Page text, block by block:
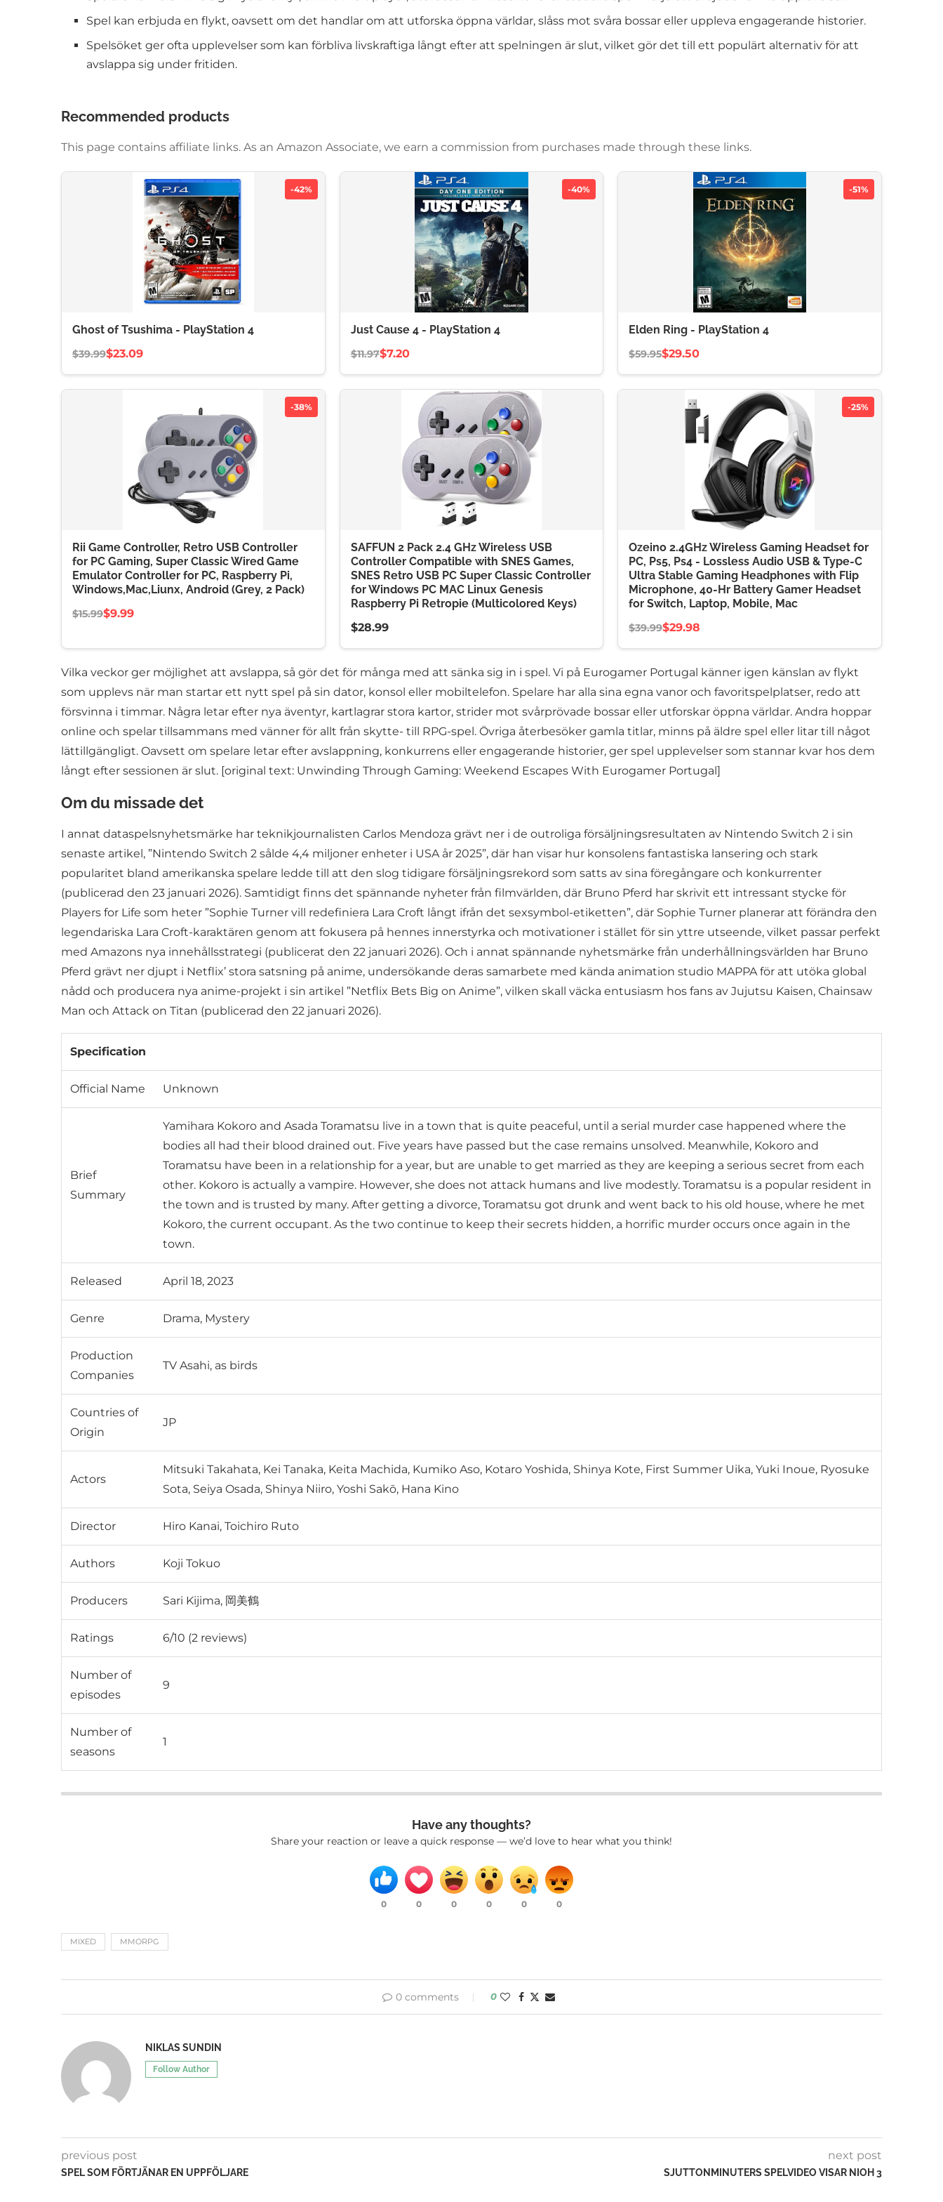
Spel kan erbjuda en flykt, oavsett om det handlar om att utforska öppna världar, slåss mot svåra bossar eller uppleva engagerande historier.
Spelsöket ger ofta upplevelser som kan förbliva livskraftiga långt efter att spelningen är slut, vilket gör det till ett populärt alternativ för att
avslappa sig under fritiden.
Recommended products
This page contains affiliate links. As an Amazon Associate, we earn a commission from purchases made through these links.
-42%
Ghost of Tsushima - PlayStation 4
$39.99$23.09
-40%
Just Cause 4 - PlayStation 4
$11.97$7.20
-51%
Elden Ring - PlayStation 4
$59.95$29.50
-38%
Rii Game Controller, Retro USB Controller
for PC Gaming, Super Classic Wired Game
Emulator Controller for PC, Raspberry Pi,
Windows,Mac,Liunx, Android (Grey, 2 Pack)
$15.99$9.99
SAFFUN 2 Pack 2.4 GHz Wireless USB
Controller Compatible with SNES Games,
SNES Retro USB PC Super Classic Controller
for Windows PC MAC Linux Genesis
Raspberry Pi Retropie (Multicolored Keys)
$28.99
-25%
Ozeino 2.4GHz Wireless Gaming Headset for
PC, Ps5, Ps4 - Lossless Audio USB & Type-C
Ultra Stable Gaming Headphones with Flip
Microphone, 40-Hr Battery Gamer Headset
for Switch, Laptop, Mobile, Mac
$39.99$29.98
Vilka veckor ger möjlighet att avslappa, så gör det för många med att sänka sig in i spel. Vi på Eurogamer Portugal känner igen känslan av flykt
som upplevs när man startar ett nytt spel på sin dator, konsol eller mobiltelefon. Spelare har alla sina egna vanor och favoritspelplatser, redo att
försvinna i timmar. Några letar efter nya äventyr, kartlagrar stora kartor, strider mot svårprövade bossar eller utforskar öppna världar. Andra hoppar
online och spelar tillsammans med vänner för allt från skytte- till RPG-spel. Övriga återbesöker gamla titlar, minns på äldre spel eller litar till något
lättillgängligt. Oavsett om spelare letar efter avslappning, konkurrens eller engagerande historier, ger spel upplevelser som stannar kvar hos dem
långt efter sessionen är slut. [original text: Unwinding Through Gaming: Weekend Escapes With Eurogamer Portugal]
Om du missade det
I annat dataspelsnyhetsmärke har teknikjournalisten Carlos Mendoza grävt ner i de outroliga försäljningsresultaten av Nintendo Switch 2 i sin
senaste artikel, ”Nintendo Switch 2 sålde 4,4 miljoner enheter i USA år 2025”, där han visar hur konsolens fantastiska lansering och stark
popularitet bland amerikanska spelare ledde till att den slog tidigare försäljningsrekord som satts av sina föregångare och konkurrenter
(publicerad den 23 januari 2026). Samtidigt finns det spännande nyheter från filmvärlden, där Bruno Pferd har skrivit ett intressant stycke för
Players for Life som heter ”Sophie Turner vill redefiniera Lara Croft långt ifrån det sexsymbol-etiketten”, där Sophie Turner planerar att förändra den
legendariska Lara Croft-karaktären genom att fokusera på hennes innerstyrka och motivationer i stället för sin yttre utseende, vilket passar perfekt
med Amazons nya innehållsstrategi (publicerat den 22 januari 2026). Och i annat spännande nyhetsmärke från underhållningsvärlden har Bruno
Pferd grävt ner djupt i Netflix’ stora satsning på anime, undersökande deras samarbete med kända animation studio MAPPA för att utöka global
nådd och producera nya anime-projekt i sin artikel ”Netflix Bets Big on Anime”, vilken skall väcka entusiasm hos fans av Jujutsu Kaisen, Chainsaw
Man och Attack on Titan (publicerad den 22 januari 2026).
Specification
Official Name Unknown
Brief
Summary
Yamihara Kokoro and Asada Toramatsu live in a town that is quite peaceful, until a serial murder case happened where the
bodies all had their blood drained out. Five years have passed but the case remains unsolved. Meanwhile, Kokoro and
Toramatsu have been in a relationship for a year, but are unable to get married as they are keeping a serious secret from each
other. Kokoro is actually a vampire. However, she does not attack humans and live modestly. Toramatsu is a popular resident in
the town and is trusted by many. After getting a divorce, Toramatsu got drunk and went back to his old house, where he met
Kokoro, the current occupant. As the two continue to keep their secrets hidden, a horrific murder occurs once again in the
town.
Released April 18, 2023
Genre Drama, Mystery
Production
Companies
TV Asahi, as birds
Countries of
Origin
JP
Actors
Mitsuki Takahata, Kei Tanaka, Keita Machida, Kumiko Aso, Kotaro Yoshida, Shinya Kote, First Summer Uika, Yuki Inoue, Ryosuke
Sota, Seiya Osada, Shinya Niiro, Yoshi Sakō, Hana Kino
Director Hiro Kanai, Toichiro Ruto
Authors Koji Tokuo
Producers Sari Kijima, 岡美鶴
Ratings 6/10 (2 reviews)
Number of
episodes
9
Number of
seasons
1
Have any thoughts?
Share your reaction or leave a quick response — we’d love to hear what you think!
0 0 0 0 0 0
MIXED MMORPG
0 comments 0
NIKLAS SUNDIN
Follow Author
previous post
SPEL SOM FÖRTJÄNAR EN UPPFÖLJARE
next post
SJUTTONMINUTERS SPELVIDEO VISAR NIOH 3